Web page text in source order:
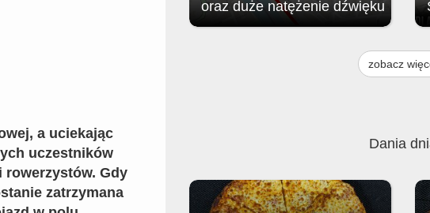
a uciekając
uczestników
rowerzystów. Gdy
zatrzymana
oraz duże natężenie dźwięku
magistrat: w związku z organizacją
Soundystem Street Festival 2026, w
zobacz
Dania